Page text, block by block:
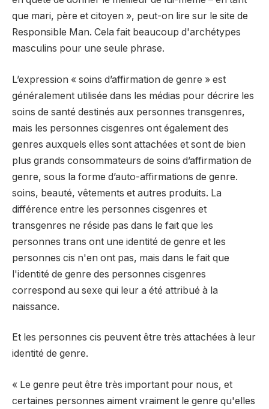
que mari, père et citoyen », peut-on lire sur le site de
Responsible Man. Cela fait beaucoup d'archétypes
masculins pour une seule phrase.
L’expression « soins d’affirmation de genre » est
généralement utilisée dans les médias pour décrire les
soins de santé destinés aux personnes transgenres,
mais les personnes cisgenres ont également des
genres auxquels elles sont attachées et sont de bien
plus grands consommateurs de soins d’affirmation de
genre, sous la forme d’auto-affirmations de genre.
soins, beauté, vêtements et autres produits. La
différence entre les personnes cisgenres et
transgenres ne réside pas dans le fait que les
personnes trans ont une identité de genre et les
personnes cis n'en ont pas, mais dans le fait que
l'identité de genre des personnes cisgenres
correspond au sexe qui leur a été attribué à la
naissance.
Et les personnes cis peuvent être très attachées à leur
identité de genre.
« Le genre peut être très important pour nous, et
certaines personnes aiment vraiment le genre qu'elles